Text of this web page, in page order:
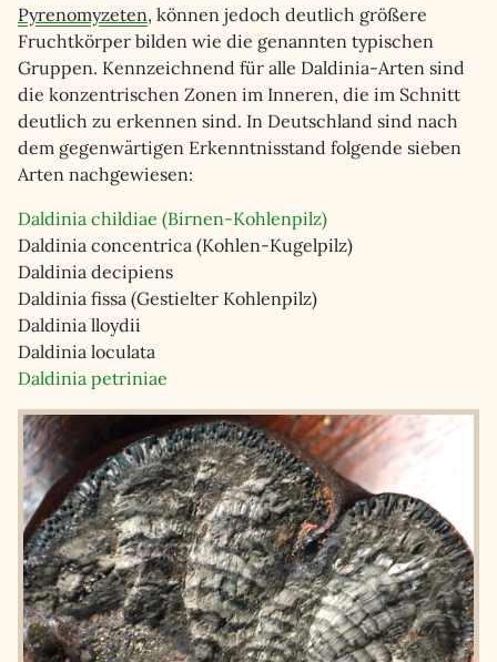
Pyrenomyzeten, können jedoch deutlich größere
Fruchtkörper bilden wie die genannten typischen
Gruppen. Kennzeichnend für alle Daldinia-Arten sind
die konzentrischen Zonen im Inneren, die im Schnitt
deutlich zu erkennen sind. In Deutschland sind nach
dem gegenwärtigen Erkenntnisstand folgende sieben
Arten nachgewiesen:
Daldinia childiae (Birnen-Kohlenpilz)
Daldinia concentrica (Kohlen-Kugelpilz)
Daldinia decipiens
Daldinia fissa (Gestielter Kohlenpilz)
Daldinia lloydii
Daldinia loculata
Daldinia petriniae